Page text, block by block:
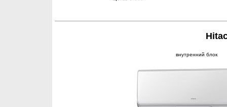
внутренний блок